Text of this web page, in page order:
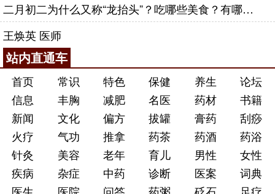
二月初二为什么又称“龙抬头”？吃哪些美食？有哪些习俗？带你一并了解！
王焕英 医师
站内直通车
首页 常识 特色 保健 养生
论坛
信息
丰胸 减肥 名医 药材
书籍
新闻
文化 偏方 拔罐 膏药
刮痧
火疗
气功 推拿 药茶 药酒
药浴
针灸
美容 老年 育儿 男性
女性
疾病
杂症 中药 诊断 医案
词典